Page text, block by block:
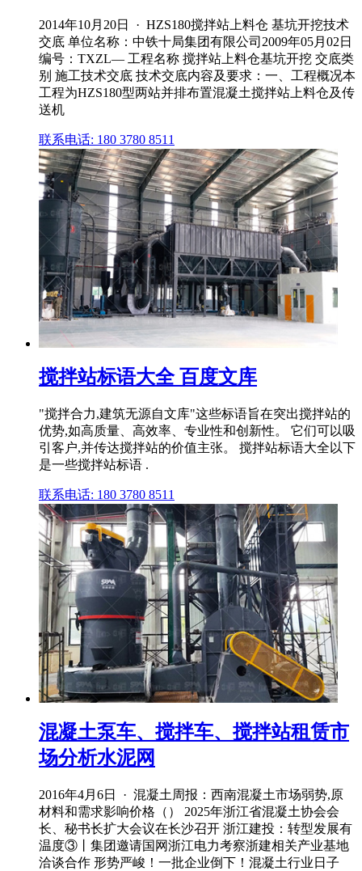
2014年10月20日 · HZS180搅拌站上料仓 基坑开挖技术
交底 单位名称：中铁十局集团有限公司2009年05月02日
编号：TXZL— 工程名称 搅拌站上料仓基坑开挖 交底类
别 施工技术交底 技术交底内容及要求：一、工程概况本
工程为HZS180型两站并排布置混凝土搅拌站上料仓及传
送机
联系电话: 180 3780 8511
搅拌站标语大全 百度文库
"搅拌合力,建筑无源自文库"这些标语旨在突出搅拌站的
优势,如高质量、高效率、专业性和创新性。 它们可以吸
引客户,并传达搅拌站的价值主张。 搅拌站标语大全以下
是一些搅拌站标语 .
联系电话: 180 3780 8511
混凝土泵车、搅拌车、搅拌站租赁市
场分析水泥网
2016年4月6日 · 混凝土周报：西南混凝土市场弱势,原
材料和需求影响价格（） 2025年浙江省混凝土协会会
长、秘书长扩大会议在长沙召开 浙江建投：转型发展有
温度③丨集团邀请国网浙江电力考察浙建相关产业基地
洽谈合作 形势严峻！一批企业倒下！混凝土行业日子